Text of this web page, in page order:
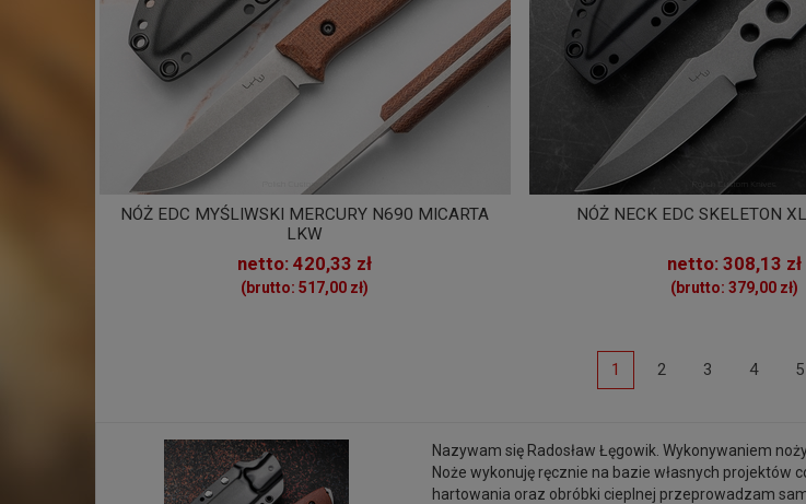
NÓŻ EDC MYŚLIWSKI MERCURY N690 MICARTA
LKW
netto: 420,33 zł
(brutto: 517,00 zł)
NÓŻ NECK EDC SKELETON
netto: 308,13 zł
(brutto: 379,00 zł)
1 2 3 4 5
Nazywam się Radosław Łęgowik. Wykonywaniem
Noże wykonuję ręcznie na bazie własnych
hartowania oraz obróbki cieplnej przeprowadzam